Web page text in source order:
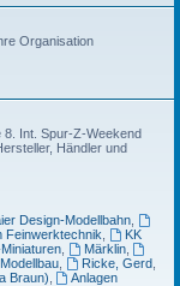
Organisation
8. Int. Spur-Z-Weekend
Händler und
Design-Modellbahn,
Feinwerktechnik
KK
, Märklin,
, Ricke, Gerd,
Braun)
Anlagen